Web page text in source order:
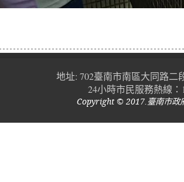
地址: 702臺南市南區大同路二
24小時市民服務熱線
Copyright © 2017.臺南市政